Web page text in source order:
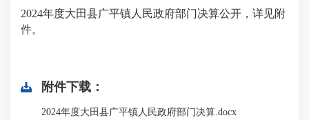
2024年度大田县广平镇人民政府部门决算公开，详见附
件。
附件下载：
2024年度大田县广平镇人民政府部门决算.docx